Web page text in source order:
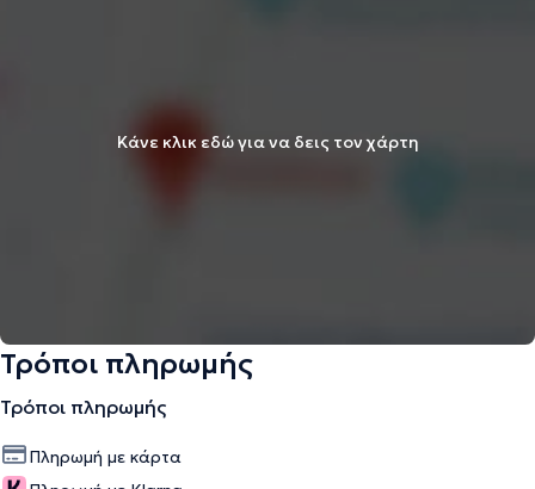
Κάνε κλικ εδώ για να δεις τον χάρτη
Τρόποι πληρωμής
Τρόποι πληρωμής
Πληρωμή με κάρτα